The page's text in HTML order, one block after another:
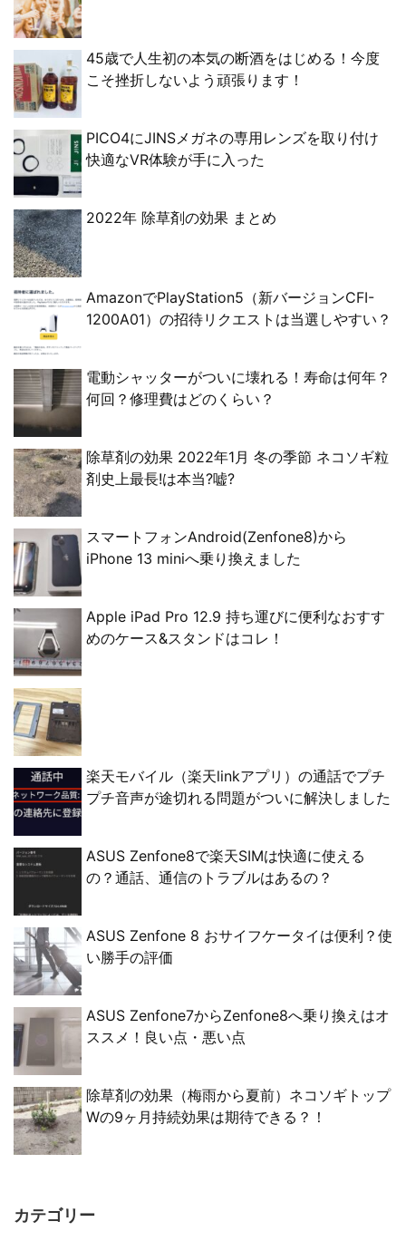
45歳で人生初の本気の断酒をはじめる！今度
こそ挫折しないよう頑張ります！
PICO4にJINSメガネの専用レンズを取り付け
快適なVR体験が手に入った
2022年 除草剤の効果 まとめ
AmazonでPlayStation5（新バージョンCFI-
1200A01）の招待リクエストは当選しやすい？
電動シャッターがついに壊れる！寿命は何年？
何回？修理費はどのくらい？
除草剤の効果 2022年1月 冬の季節 ネコソギ粒
剤史上最長!は本当?嘘?
スマートフォンAndroid(Zenfone8)から
iPhone 13 miniへ乗り換えました
Apple iPad Pro 12.9 持ち運びに便利なおすす
めのケース&スタンドはコレ！
楽天モバイル（楽天linkアプリ）の通話でプチ
プチ音声が途切れる問題がついに解決しました
ASUS Zenfone8で楽天SIMは快適に使える
の？通話、通信のトラブルはあるの？
ASUS Zenfone 8 おサイフケータイは便利？使
い勝手の評価
ASUS Zenfone7からZenfone8へ乗り換えはオ
ススメ！良い点・悪い点
除草剤の効果（梅雨から夏前）ネコソギトップ
Wの9ヶ月持続効果は期待できる？！
カテゴリー